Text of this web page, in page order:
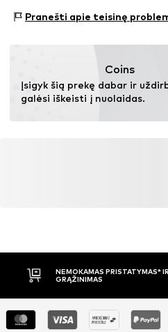
Dydžių lentelė
Pranešti apie teisinę
Coins
Įsigyk šią prekę dabar ir
galėsi iškeisti į nuolaidas.
NEMOKAMAS PRISTATYMAS* IR
GRĄŽINIMAS